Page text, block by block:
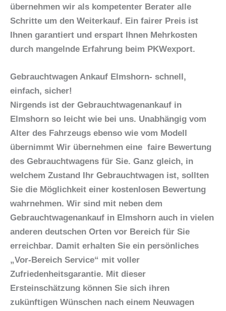
übernehmen wir als kompetenter Berater alle
Schritte um den Weiterkauf. Ein fairer Preis ist
Ihnen garantiert und erspart Ihnen Mehrkosten
durch mangelnde Erfahrung beim PKWexport.
Gebrauchtwagen Ankauf Elmshorn- schnell,
einfach, sicher!
Nirgends ist der Gebrauchtwagenankauf in
Elmshorn so leicht wie bei uns. Unabhängig vom
Alter des Fahrzeugs ebenso wie vom Modell
übernimmt Wir übernehmen eine faire Bewertung
des Gebrauchtwagens für Sie. Ganz gleich, in
welchem Zustand Ihr Gebrauchtwagen ist, sollten
Sie die Möglichkeit einer kostenlosen Bewertung
wahrnehmen. Wir sind mit neben dem
Gebrauchtwagenankauf in Elmshorn auch in vielen
anderen deutschen Orten vor Bereich für Sie
erreichbar. Damit erhalten Sie ein persönliches
„Vor-Bereich Service“ mit voller
Zufriedenheitsgarantie. Mit dieser
Ersteinschätzung können Sie sich ihren
zukünftigen Wünschen nach einem Neuwagen